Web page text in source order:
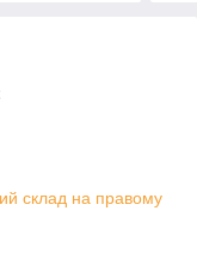
склад на правому